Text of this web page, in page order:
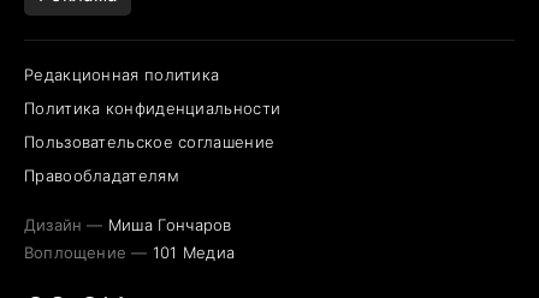
Редакционная политика
Политика конфиденциальности
Пользовательское соглашение
Правообладателям
Дизайн — Миша Гончаров
Воплощение — 101 Медиа